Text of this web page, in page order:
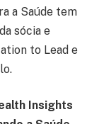
a Saúde tem
sócia e
to Lead e
Insights